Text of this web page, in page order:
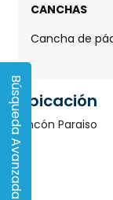
Búsqueda Avanzada
CANCHAS
Cancha de
Ubicación
Rincón Paraiso